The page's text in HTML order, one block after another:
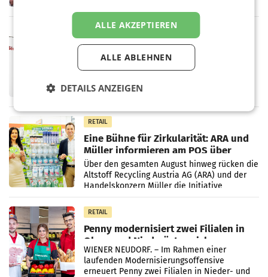
einem Plus von 3,8 Prozent gegenüber dem
Vergleichszeitraum
ProSiebenSat.1 spart und macht
überraschend viel Gewinn
UNTERFÖHRING/MAILAND/AMSTERDAM. Der
Frühjahr dank Kostensenkungen operativ
Markterwartung deutlich übertroffen.
RETAIL
Eine Bühne für Zirkularität: ARA und
Müller informieren am POS über
Kreislauffähigkeit
Über den gesamten August hinweg rücken die
Altstoff Recycling Austria AG (ARA) und der
Handelskonzern Müller die Initiative
„Kreislauf-Helden“ in allen österreichischen
Müller-Filialen
RETAIL
Penny modernisiert zwei Filialen in
Ober- und Niederösterreich
WIENER NEUDORF. – Im Rahmen einer
laufenden Modernisierungsoffensive
erneuert Penny zwei Filialen in Nieder- und
ALLE AKZEPTIEREN
ALLE ABLEHNEN
DETAILS ANZEIGEN